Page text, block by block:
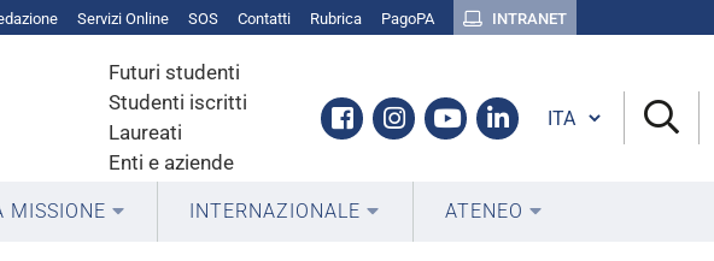
Servizi Online SOS Contatti Rubrica PagoPA INTRANET
Futuri studenti
Studenti iscritti
Laureati
Enti e aziende
Facebook
Instagram
YoutubeLinkedin
Cambia lingua
MISSIONE INTERNAZIONALE ATENEO